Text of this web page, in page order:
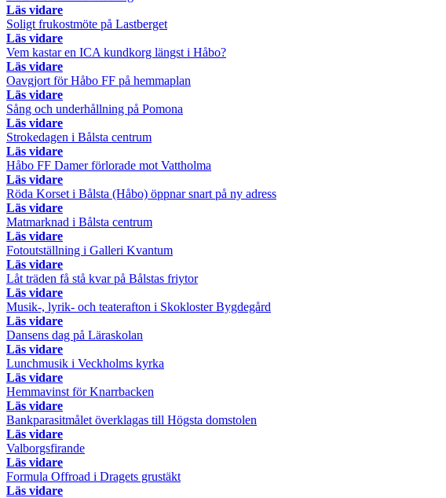
Läs vidare
Soligt frukostmöte på Lastberget
Läs vidare
Vem kastar en ICA kundkorg längst i Håbo?
Läs vidare
Oavgjort för Håbo FF på hemmaplan
Läs vidare
Sång och underhållning på Pomona
Läs vidare
Strokedagen i Bålsta centrum
Läs vidare
Håbo FF Damer förlorade mot Vattholma
Läs vidare
Röda Korset i Bålsta (Håbo) öppnar snart på ny adress
Läs vidare
Matmarknad i Bålsta centrum
Läs vidare
Fotoutställning i Galleri Kvantum
Läs vidare
Låt träden få stå kvar på Bålstas friytor
Läs vidare
Musik-, lyrik- och teaterafton i Skokloster Bygdegård
Läs vidare
Dansens dag på Läraskolan
Läs vidare
Lunchmusik i Veckholms kyrka
Läs vidare
Hemmavinst för Knarrbacken
Läs vidare
Bankparasitmålet överklagas till Högsta domstolen
Läs vidare
Valborgsfirande
Läs vidare
Formula Offroad i Dragets grustäkt
Läs vidare